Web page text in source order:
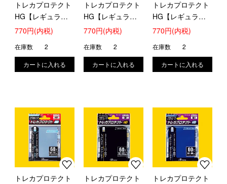
トレカプロテクト
HG【レギュラ
ー】(メタリックピ
770円(内税)
在庫数 2
トレカプロテクト
HG【レギュラ
ー】(プレミアムゴ
770円(内税)
在庫数 2
トレカプロテクト
HG【レギュラ
ー】(プレミアムシ
770円(内税)
在庫数 2
トレカプロテクト
トレカプロテクト
トレカプロテクト